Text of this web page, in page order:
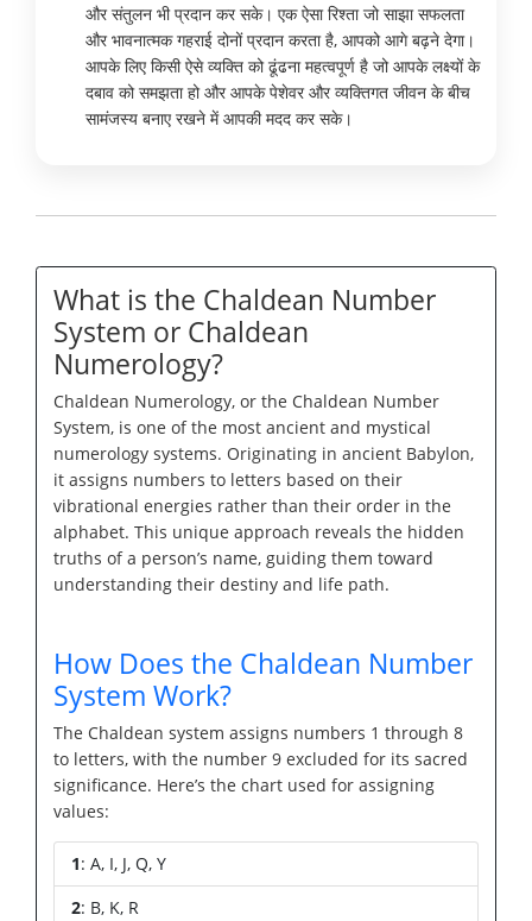
और संतुलन भी प्रदान कर सके। एक ऐसा रिश्ता जो साझा सफलता
और भावनात्मक गहराई दोनों प्रदान करता है, आपको आगे बढ़ने देगा।
आपके लिए किसी ऐसे व्यक्ति को ढूंढना महत्वपूर्ण है जो आपके लक्ष्यों के
दबाव को समझता हो और आपके पेशेवर और व्यक्तिगत जीवन के बीच
सामंजस्य बनाए रखने में आपकी मदद कर सके।
What is the Chaldean Number
System or Chaldean
Numerology?
Chaldean Numerology, or the Chaldean Number
System, is one of the most ancient and mystical
numerology systems. Originating in ancient Babylon,
it assigns numbers to letters based on their
vibrational energies rather than their order in the
alphabet. This unique approach reveals the hidden
truths of a person’s name, guiding them toward
understanding their destiny and life path.
How Does the Chaldean Number
System Work?
The Chaldean system assigns numbers 1 through 8
to letters, with the number 9 excluded for its sacred
significance. Here’s the chart used for assigning
values:
1: A, I, J, Q, Y
2: B, K, R